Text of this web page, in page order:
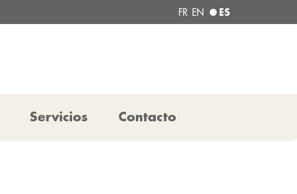
FR EN ES
Servicios Contacto